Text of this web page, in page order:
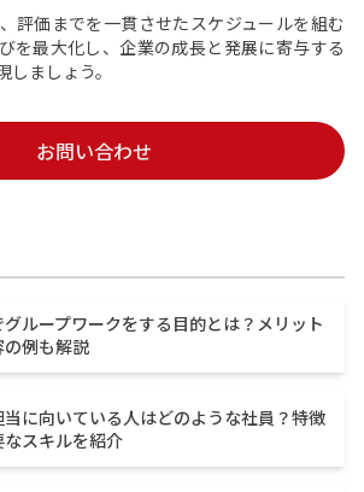
評価までを一貫させたスケジュールを組む
を最大化し、企業の成長と発展に寄与する
ましょう。
お問い合わせ
ループワークをする目的とは？メリット
の例も解説
に向いている人はどのような社員？特徴
なスキルを紹介